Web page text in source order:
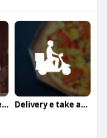
Retomada dos negócios Delivery e take away